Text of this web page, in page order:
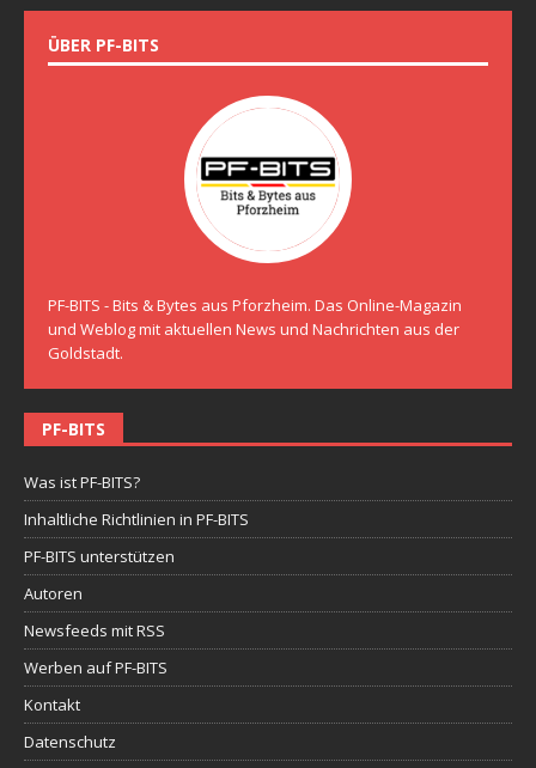
ÜBER PF-BITS
PF-BITS - Bits & Bytes aus Pforzheim. Das Online-Magazin
und Weblog mit aktuellen News und Nachrichten aus der
Goldstadt.
PF-BITS
Was ist PF-BITS?
Inhaltliche Richtlinien in PF-BITS
PF-BITS unterstützen
Autoren
Newsfeeds mit RSS
Werben auf PF-BITS
Kontakt
Datenschutz